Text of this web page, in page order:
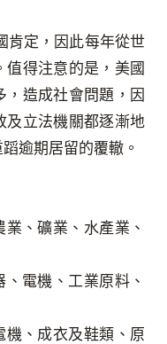
肯定，因此每年從世
值得注意的是，美國
，造成社會問題，因
及立法機關都逐漸地
逾期居留的覆轍。
、礦業、水產業、
電機、工業原料、
、成衣及鞋類、原